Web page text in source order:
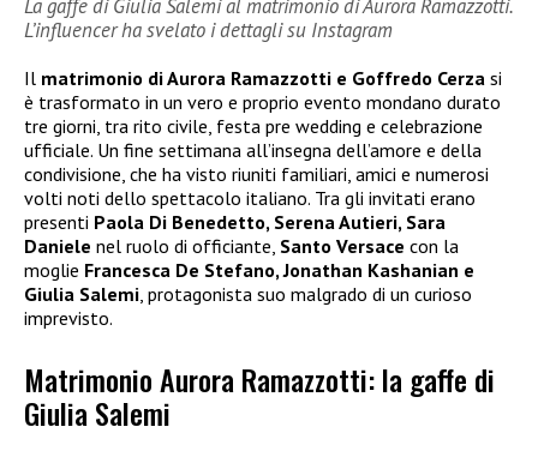
La gaffe di Giulia Salemi al matrimonio di Aurora Ramazzotti.
L’influencer ha svelato i dettagli su Instagram
Il matrimonio di Aurora Ramazzotti e Goffredo Cerza si
è trasformato in un vero e proprio evento mondano durato
tre giorni, tra rito civile, festa pre wedding e celebrazione
ufficiale. Un fine settimana all’insegna dell’amore e della
condivisione, che ha visto riuniti familiari, amici e numerosi
volti noti dello spettacolo italiano. Tra gli invitati erano
presenti Paola Di Benedetto, Serena Autieri, Sara
Daniele nel ruolo di officiante, Santo Versace con la
moglie Francesca De Stefano, Jonathan Kashanian e
Giulia Salemi, protagonista suo malgrado di un curioso
imprevisto.
Matrimonio Aurora Ramazzotti: la gaffe di
Giulia Salemi